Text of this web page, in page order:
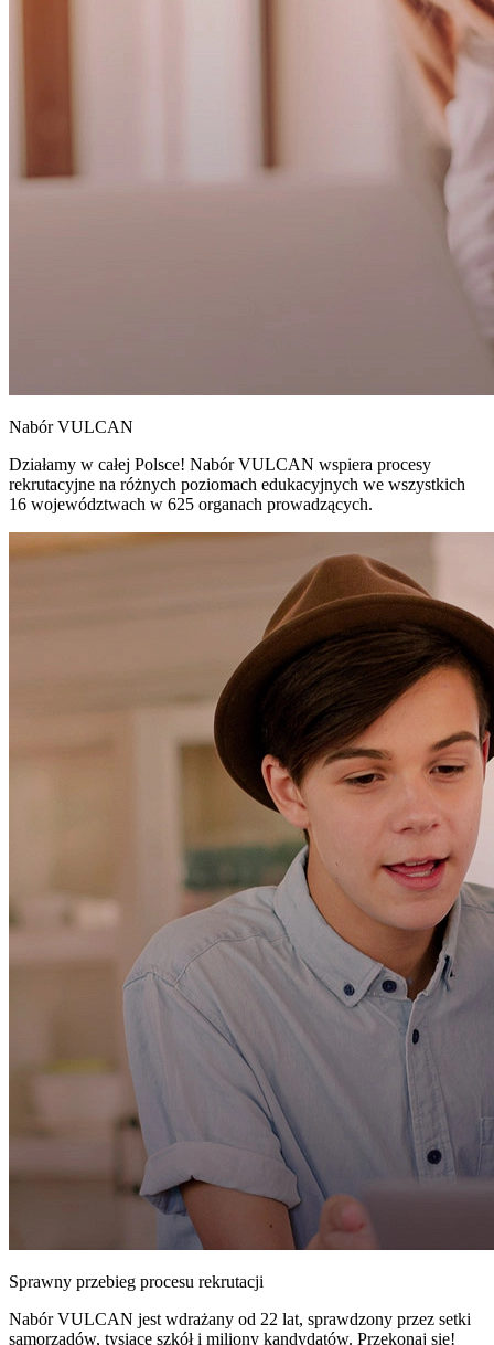
Nabór VULCAN
Działamy w całej Polsce! Nabór VULCAN wspiera procesy
rekrutacyjne na różnych poziomach edukacyjnych we wszystkich
16 województwach w 625 organach prowadzących.
Sprawny przebieg procesu rekrutacji
Nabór VULCAN jest wdrażany od 22 lat, sprawdzony przez setki
samorządów, tysiące szkół i miliony kandydatów. Przekonaj się!